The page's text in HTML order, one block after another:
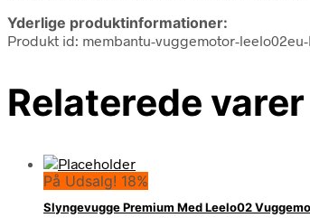
Yderlige produktinformationer:
Produkt id: membantu-vuggemotor-
Relaterede varer
På Udsalg! 18%
Slyngevugge Premium Med Leelo02